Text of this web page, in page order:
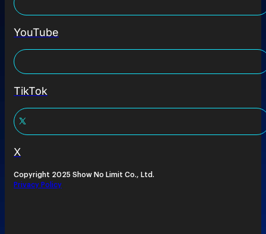
YouTube
TikTok
X
Copyright 2025 Show No Limit Co., Ltd.
Privacy Policy